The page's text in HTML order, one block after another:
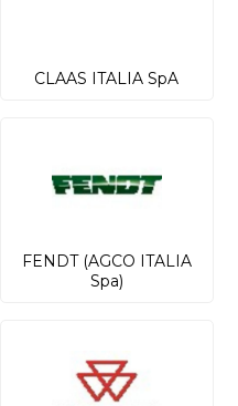
CLAAS ITALIA SpA
FENDT (AGCO ITALIA
Spa)